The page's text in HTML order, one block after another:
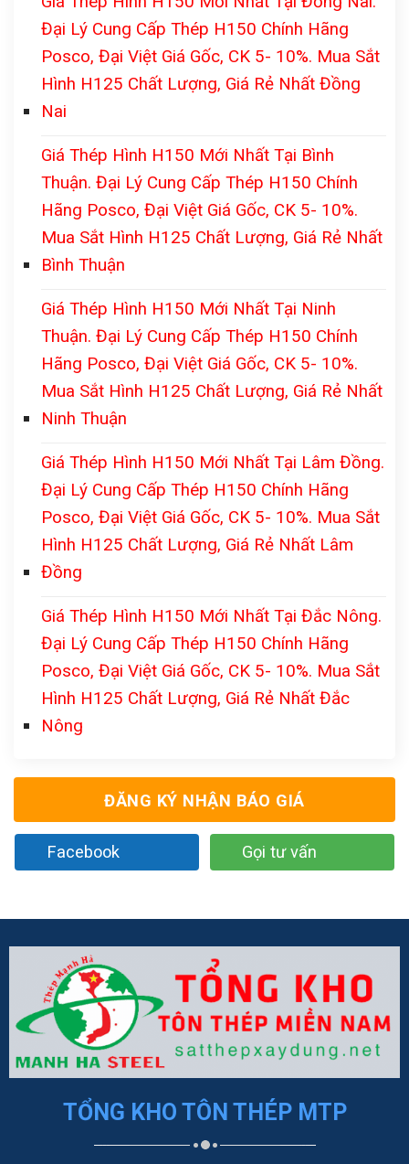
Đại Lý Cung Cấp Thép H150 Chính Hãng
Posco, Đại Việt Giá Gốc, CK 5- 10%. Mua Sắt
Hình H125 Chất Lượng, Giá Rẻ Nhất Đồng
Nai
Giá Thép Hình H150 Mới Nhất Tại Bình
Thuận. Đại Lý Cung Cấp Thép H150 Chính
Hãng Posco, Đại Việt Giá Gốc, CK 5- 10%.
Mua Sắt Hình H125 Chất Lượng, Giá Rẻ Nhất
Bình Thuận
Giá Thép Hình H150 Mới Nhất Tại Ninh
Thuận. Đại Lý Cung Cấp Thép H150 Chính
Hãng Posco, Đại Việt Giá Gốc, CK 5- 10%.
Mua Sắt Hình H125 Chất Lượng, Giá Rẻ Nhất
Ninh Thuận
Giá Thép Hình H150 Mới Nhất Tại Lâm Đồng.
Đại Lý Cung Cấp Thép H150 Chính Hãng
Posco, Đại Việt Giá Gốc, CK 5- 10%. Mua Sắt
Hình H125 Chất Lượng, Giá Rẻ Nhất Lâm
Đồng
Giá Thép Hình H150 Mới Nhất Tại Đắc Nông.
Đại Lý Cung Cấp Thép H150 Chính Hãng
Posco, Đại Việt Giá Gốc, CK 5- 10%. Mua Sắt
Hình H125 Chất Lượng, Giá Rẻ Nhất Đắc
Nông
ĐĂNG KÝ NHẬN BÁO GIÁ
Facebook Gọi tư vấn
TỔNG KHO TÔN THÉP MTP